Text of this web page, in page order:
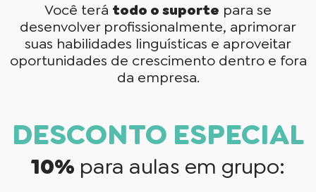
Você terá todo o suporte para se
desenvolver profissionalmente, aprimorar
suas habilidades linguísticas e aproveitar
oportunidades de crescimento dentro e fora
da empresa.
DESCONTO ESPECIAL
10% para aulas em grupo: